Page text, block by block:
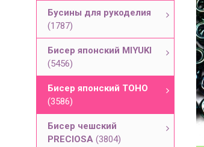
Бусины для рукоделия
(1787)
Бисер японский MIYUKI
(5456)
Бисер японский TOHO
(3586)
Бисер чешский
PRECIOSA (3804)